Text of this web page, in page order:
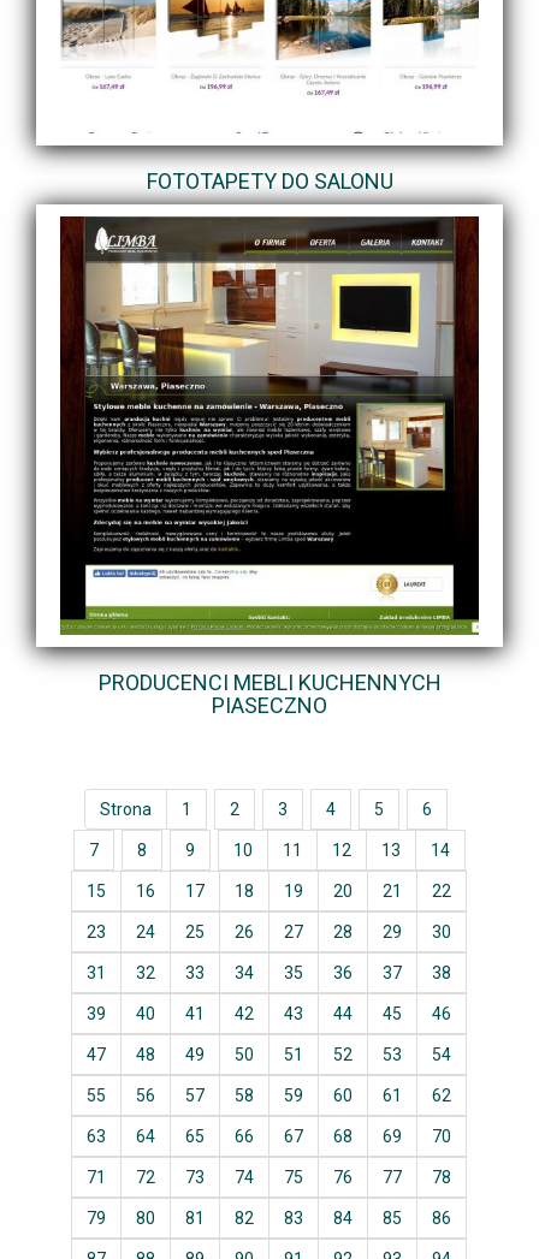
FOTOTAPETY DO SALONU
PRODUCENCI MEBLI KUCHENNYCH
PIASECZNO
Strona 1 2 3 4 5 6
7 8 9 10 11 12 13 14
15 16 17 18 19 20 21 22
23 24 25 26 27 28 29 30
31 32 33 34 35 36 37 38
39 40 41 42 43 44 45 46
47 48 49 50 51 52 53 54
55 56 57 58 59 60 61 62
63 64 65 66 67 68 69 70
71 72 73 74 75 76 77 78
79 80 81 82 83 84 85 86